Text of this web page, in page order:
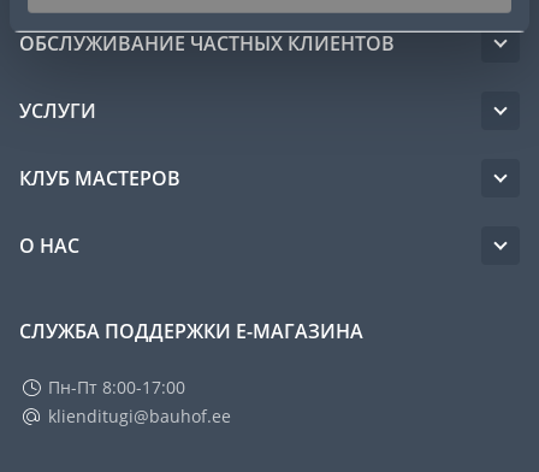
ОБСЛУЖИВАНИЕ ЧАСТНЫХ КЛИЕНТОВ
УСЛУГИ
КЛУБ МАСТЕРОВ
О НАС
СЛУЖБА ПОДДЕРЖКИ Е-МАГАЗИНА
Пн-Пт 8:00-17:00
klienditugi@bauhof.ee